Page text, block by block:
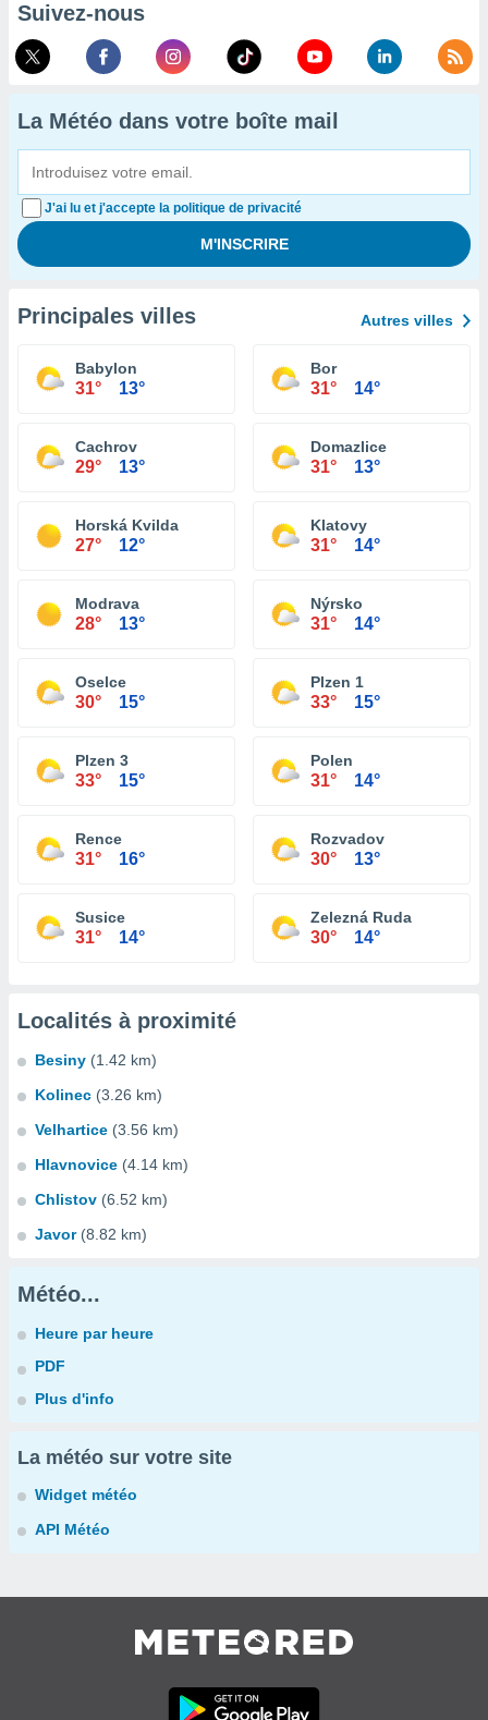
Suivez-nous
La Météo dans votre boîte mail
J'ai lu et j'accepte la politique de privacité
Principales villes Autres villes
Babylon
31° 13°
Bor
31° 14°
Cachrov
29° 13°
Domazlice
31° 13°
Horská Kvilda
27° 12°
Klatovy
31° 14°
Modrava
28° 13°
Nýrsko
31° 14°
Oselce
30° 15°
Plzen 1
33° 15°
Plzen 3
33° 15°
Polen
31° 14°
Rence
31° 16°
Rozvadov
30° 13°
Susice
31° 14°
Zelezná Ruda
30° 14°
Localités à proximité
Besiny (1.42 km)
Kolinec (3.26 km)
Velhartice (3.56 km)
Hlavnovice (4.14 km)
Chlistov (6.52 km)
Javor (8.82 km)
Météo...
Heure par heure
PDF
Plus d'info
La météo sur votre site
Widget météo
API Météo